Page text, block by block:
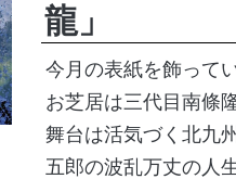
龍」
今月の表紙を飾って
お芝居は三代目南條
舞台は活気づく北九
五郎の波乱万丈の人